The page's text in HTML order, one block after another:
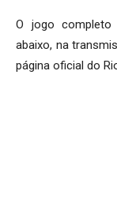
O jogo
abaixo, na
página oficial do